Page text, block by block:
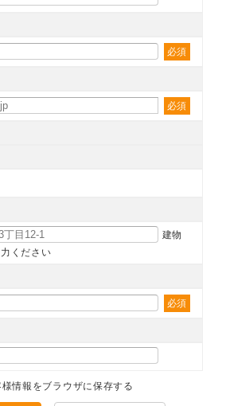
必須
必須
建物
ください
必須
様情報をブラウザに保存する